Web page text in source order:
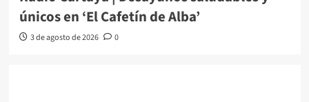
únicos en ‘El Cafetín de Alba’
3 de agosto de 2026 0